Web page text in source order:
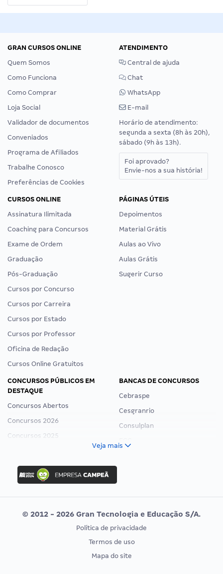
GRAN CURSOS ONLINE
Quem Somos
Como Funciona
Como Comprar
Loja Social
Validador de documentos
Conveniados
Programa de Afiliados
Trabalhe Conosco
Preferências de Cookies
ATENDIMENTO
Central de ajuda
Chat
WhatsApp
E-mail
Horário de atendimento:
segunda a sexta (8h às 20h),
sábado (9h às 13h).
Foi aprovado?
Envie-nos a sua história!
CURSOS ONLINE
Assinatura Ilimitada
Coaching para Concursos
Exame de Ordem
Graduação
Pós-Graduação
Cursos por Concurso
Cursos por Carreira
Cursos por Estado
Cursos por Professor
Oficina de Redação
Cursos Online Gratuitos
PÁGINAS ÚTEIS
Depoimentos
Material Grátis
Aulas ao Vivo
Aulas Grátis
Sugerir Curso
CONCURSOS PÚBLICOS EM
DESTAQUE
Concursos Abertos
Concursos 2026
Concursos 2025
Concurso Ibama
Concurso MPU
Editais publicados
BANCAS DE CONCURSOS
Cebraspe
Cesgranrio
Consulplan
Vunesp
CONCURSOS POR PROFISSÃO
EXAME DE ORDEM
Veja mais
© 2012 - 2026 Gran Tecnologia e Educação S/A.
Política de privacidade
Termos de uso
Mapa do site